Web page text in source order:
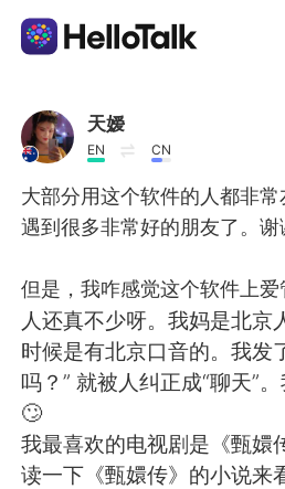
Ứng dụng trao đổi ngôn
AI Grammar Checker
Tiếng Việt
English 简体中文
繁體中文 Español
العربية Français
天嫒
EN CN
大部分用这个软件的人都非
遇到很多非常好的朋友了。
但是，我咋感觉这个软件上爱
人还真不少呀。我妈是北京
时候是有北京口音的。我发
吗？” 就被人纠正成“聊天”
🙄
我最喜欢的电视剧是《甄嬛
读一下《甄嬛传》的小说来